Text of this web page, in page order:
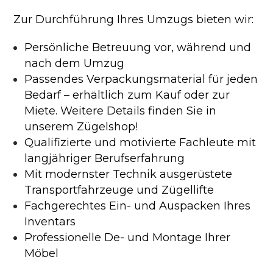
Zur Durchführung Ihres Umzugs bieten wir:
Persönliche Betreuung vor, während und
nach dem Umzug
Passendes Verpackungsmaterial für jeden
Bedarf – erhältlich zum Kauf oder zur
Miete. Weitere Details finden Sie in
unserem Zügelshop!
Qualifizierte und motivierte Fachleute mit
langjähriger Berufserfahrung
Mit modernster Technik ausgerüstete
Transportfahrzeuge und Zügellifte
Fachgerechtes Ein- und Auspacken Ihres
Inventars
Professionelle De- und Montage Ihrer
Möbel